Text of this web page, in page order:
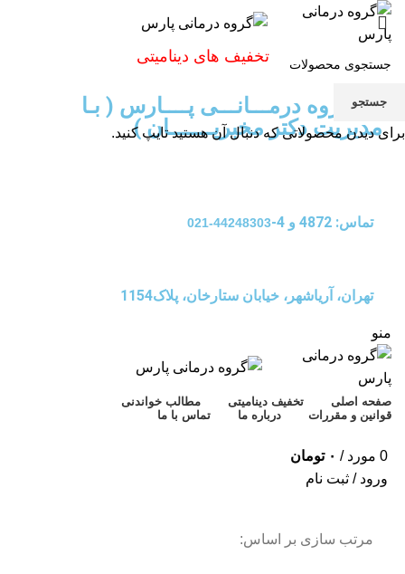
تخفیف های دینامیتی
گـــــروه درمـــانـــی پــــارس ( بـا
مدیریت دکتر مخبریـــــــان )
تماس: 4872 و 4- 44248303-021
تهران، آریاشهر، خیابان ستارخان، پلاک1154
منو
صفحه اصلی تخفیف دینامیتی
مطالب خواندنی
قوانین و مقررات
درباره ما تماس با ما
0 مورد / ۰ تومان
ورود / ثبت نام
مرتب سازی بر اساس:
جستجو
برای دیدن محصولاتی که دنبال آن هستید تایپ کنید.